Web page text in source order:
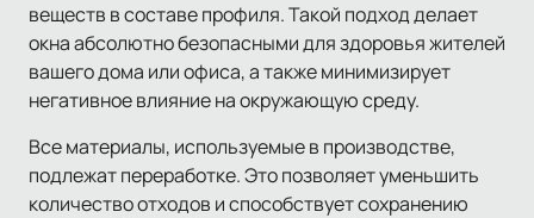
веществ в составе профиля. Такой подход делает
окна абсолютно безопасными для здоровья жителей
вашего дома или офиса, а также минимизирует
негативное влияние на окружающую среду.
Все материалы, используемые в производстве,
подлежат переработке. Это позволяет уменьшить
количество отходов и способствует сохранению